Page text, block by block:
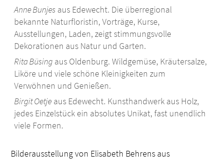
Anne Bunjes aus Edewecht. Die überregional
bekannte Naturfloristin, Vorträge, Kurse,
Ausstellungen, Laden, zeigt stimmungsvolle
Dekorationen aus Natur und Garten.
Rita Büsing aus Oldenburg. Wildgemüse, Kräutersalze,
Liköre und viele schöne Kleinigkeiten zum
Verwöhnen und Genießen.
Birgit Oetje aus Edewecht. Kunsthandwerk aus Holz,
jedes Einzelstück ein absolutes Unikat, fast unendlich
viele Formen.
Bilderausstellung von Elisabeth Behrens aus